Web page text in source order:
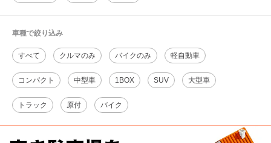
車種で絞り込み
すべて クルマのみ バイクのみ 軽自動車
コンパクト 中型車 1BOX SUV 大型車
トラック 原付 バイク